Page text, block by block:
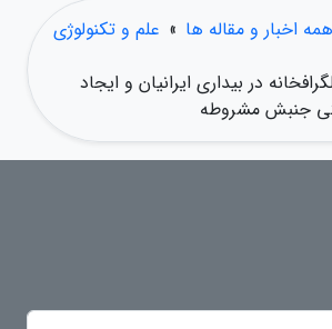
همه اخبار و مقاله ها » علم و تکنولوژی
در بیداری ایرانیان و ایجاد
جنبش مشروطه